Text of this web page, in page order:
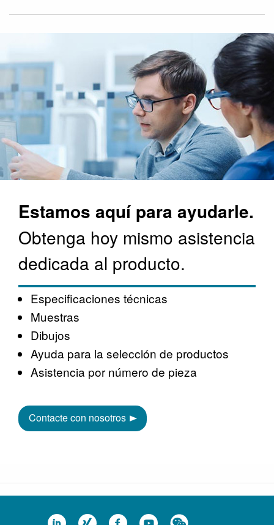
Estamos aquí para ayudarle.
Obtenga hoy mismo asistencia
dedicada al producto.
Especificaciones técnicas
Muestras
Dibujos
Ayuda para la selección de productos
Asistencia por número de pieza
Contacte con nosotros